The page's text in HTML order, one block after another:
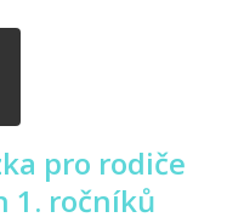
pro rodiče
1. ročníků